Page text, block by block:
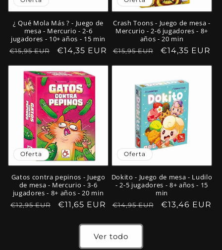
¿ Qué Mola Más ? - Juego de
mesa - Mercurio - 2-6
jugadores - 10+ años - 15 min
Precio
€15,95 EUR
Precio
oferta
€14,35 EUR
Crash Toons - Juego de mesa -
Mercurio - 2-6 jugadores - 8+
años - 20 min
Precio
€15,95 EUR
Precio
€14,35 EUR
Oferta
Gatos contra pepinos - Juego
de mesa - Mercurio - 3-6
jugadores - 8+ años - 20 min
Precio
€12,95 EUR
Precio
oferta
€11,65 EUR
Oferta
Dokito - Juego de mesa - Ludilo
- 2-5 jugadores - 8+ años - 15
min
Precio
€14,95 EUR
Precio
€13,46 EUR
Ver todo